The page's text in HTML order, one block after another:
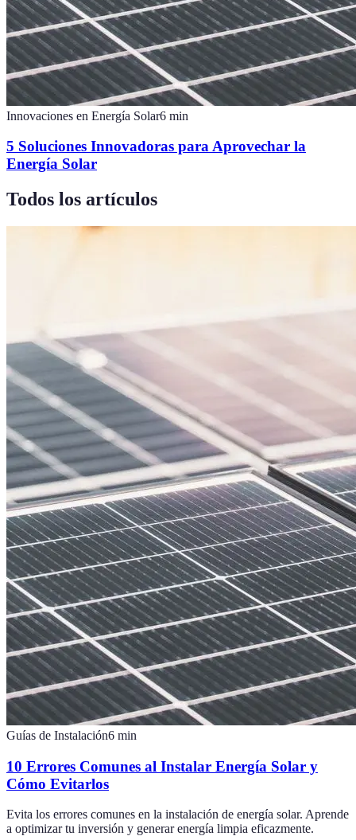
Innovaciones en Energía Solar6 min
5 Soluciones Innovadoras para Aprovechar la
Energía Solar
Todos los artículos
Guías de Instalación6 min
10 Errores Comunes al Instalar Energía Solar y
Cómo Evitarlos
Evita los errores comunes en la instalación de energía solar. Aprende
a optimizar tu inversión y generar energía limpia eficazmente.